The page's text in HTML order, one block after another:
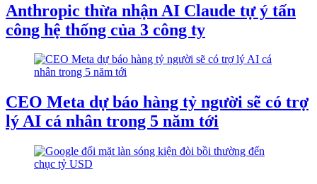
Anthropic thừa nhận AI Claude tự ý tấn
công hệ thống của 3 công ty
CEO Meta dự báo hàng tỷ người sẽ có trợ
lý AI cá nhân trong 5 năm tới